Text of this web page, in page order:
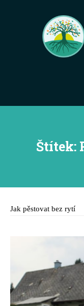
Štítek:
Jak pěstovat bez rytí